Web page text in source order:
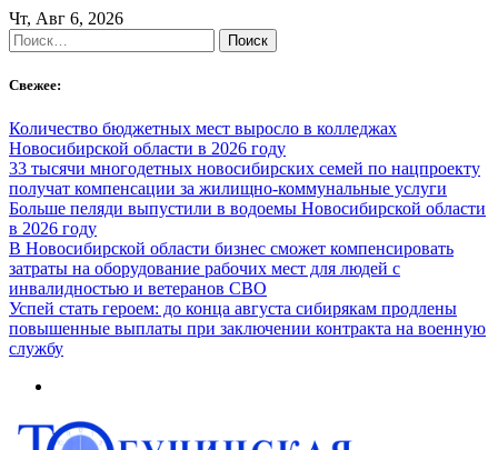
Skip
to
content
Чт, Авг 6, 2026
Найти:
Свежее:
Количество бюджетных мест выросло в колледжах
Новосибирской области в 2026 году
33 тысячи многодетных новосибирских семей по нацпроекту
получат компенсации за жилищно-коммунальные услуги
Больше пеляди выпустили в водоемы Новосибирской области
в 2026 году
В Новосибирской области бизнес сможет компенсировать
затраты на оборудование рабочих мест для людей с
инвалидностью и ветеранов СВО
Успей стать героем: до конца августа сибирякам продлены
повышенные выплаты при заключении контракта на военную
службу